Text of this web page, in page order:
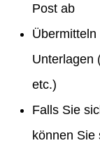
Post ab
Unterlagen
etc.)
Falls Sie
können Sie